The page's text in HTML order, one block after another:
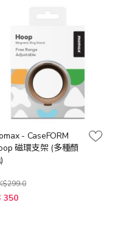
- CaseFORM
磁環支架 (多種顏
350